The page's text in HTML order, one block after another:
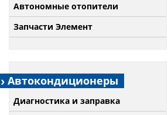
Автономные отопители
Запчасти Элемент
Автокондиционеры
Диагностика и заправка